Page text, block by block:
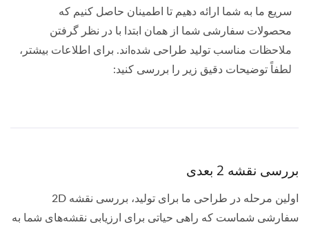
سریع ما به شما ارائه دهیم تا اطمینان حاصل کنیم که
محصولات سفارشی شما از همان ابتدا با در نظر گرفتن
ملاحظات مناسب تولید طراحی شده‌اند. برای اطلاعات بیشتر،
لطفاً توضیحات دقیق زیر را بررسی کنید:
بررسی نقشه 2 بعدی
اولین مرحله در طراحی ما برای تولید، بررسی نقشه 2D
سفارشی شماست که راهی حیاتی برای ارزیابی نقشه‌های شما به